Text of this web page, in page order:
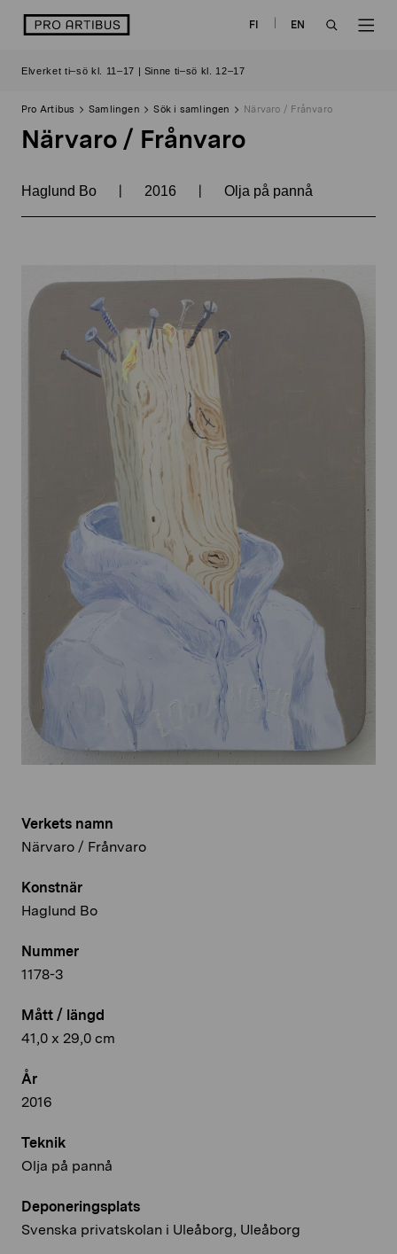
logo FI
EN
Elverket ti–sö kl. 11–17 | Sinne ti–sö kl. 12–17
Pro Artibus Samlingen Sök i samlingen Närvaro / Frånvaro
Närvaro / Frånvaro
Haglund Bo | 2016 | Olja på pannå
Verkets namn
Närvaro / Frånvaro
Konstnär
Haglund Bo
Nummer
1178-3
Mått / längd
41,0 x 29,0 cm
År
2016
Teknik
Olja på pannå
Deponeringsplats
Svenska privatskolan i Uleåborg, Uleåborg